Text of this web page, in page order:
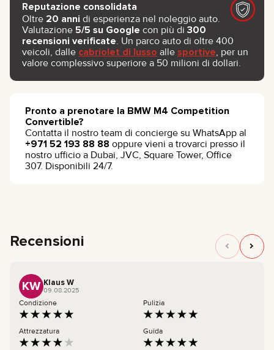
Reputazione consolidata
Oltre 20 anni di esperienza nel noleggio auto.
Valutazione 5/5 su Google con più di 300
recensioni verificate. Un parco auto di oltre 400
veicoli, dalle cabriolet di lusso alle sportive, per un
valore complessivo superiore a 50 milioni di dollari.
Pronto a prenotare la BMW M4 Competition
Convertible?
Contatta il nostro team di concierge su WhatsApp al
+971 52 193 88 88 oppure vieni a trovarci presso il
nostro ufficio a Dubai, JVC, Square Tower, Office
307. Disponibili 24/7.
Recensioni
KW Klaus W
09.08.2025
Condizione Pulizia
Attrezzatura Guida